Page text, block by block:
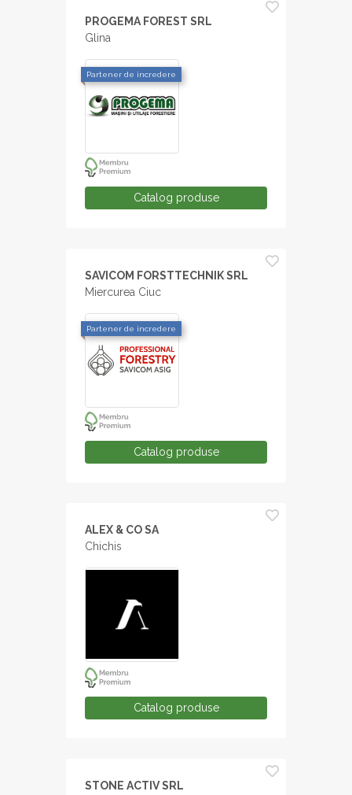
PROGEMA FOREST SRL
Glina
Partener de incredere
Catalog produse
SAVICOM FORSTTECHNIK SRL
Miercurea Ciuc
Partener de incredere
Catalog produse
ALEX & CO SA
Chichis
Catalog produse
STONE ACTIV SRL